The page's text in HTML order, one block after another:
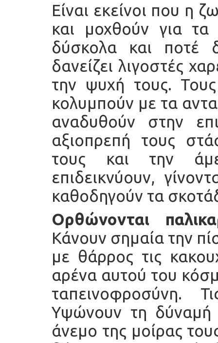
Είναι εκείνοι που η
και μοχθούν για
δύσκολα και ποτέ
δανείζει λιγοστές
την ψυχή τους.
κολυμπούν με τα
αναδυθούν στην
αξιοπρεπή τους
τους και την
επιδεικνύουν,
καθοδηγούν τα
Ορθώνονται
Κάνουν σημαία την
με θάρρος τις
αρένα αυτού του
ταπεινοφροσύνη.
Υψώνουν τη δύναμή
άνεμο της μοίρας